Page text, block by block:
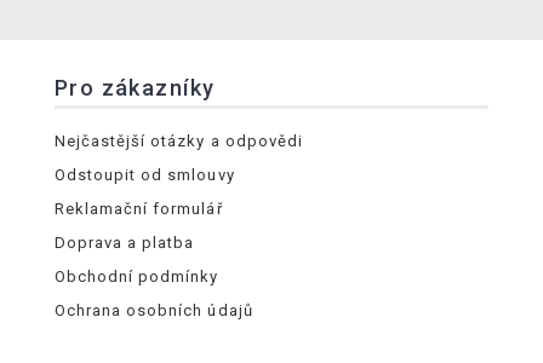
Pro zákazníky
Nejčastější otázky a odpovědi
Odstoupit od smlouvy
Reklamační formulář
Doprava a platba
Obchodní podmínky
Ochrana osobních údajů